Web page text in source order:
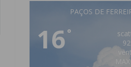
PAÇOS DE
16°